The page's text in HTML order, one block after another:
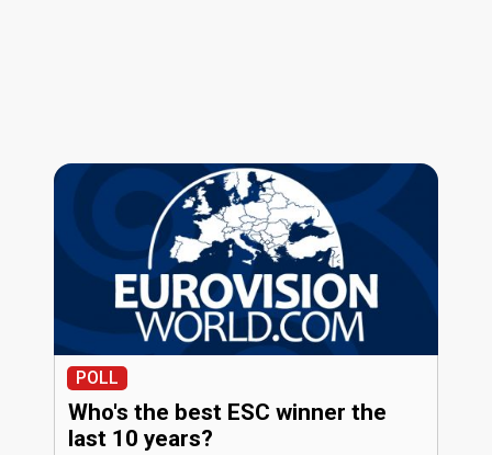
POLL
Who's the best ESC winner the
last 10 years?